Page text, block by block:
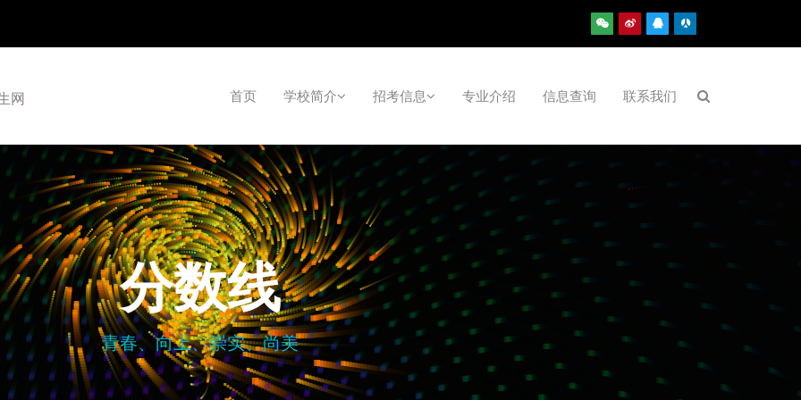
网 首页 学校简介 招考信息 专业介绍 信息查询 联系我们
分数线
青春、向上、崇实、尚美